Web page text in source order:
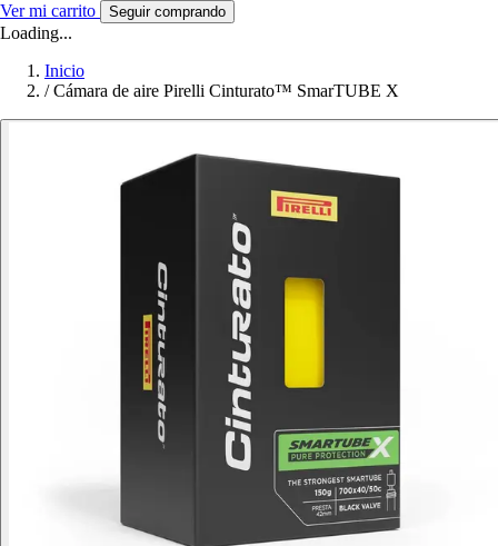
Ver mi carrito Seguir comprando
Loading...
Inicio
/ Cámara de aire Pirelli Cinturato™ SmarTUBE X